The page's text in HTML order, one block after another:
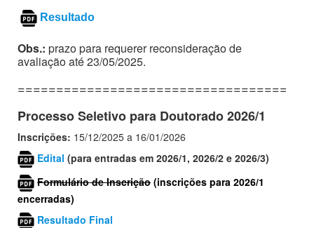
Resultado
Obs.: prazo para requerer reconsideração de
avaliação até 23/05/2025.
Processo Seletivo para Doutorado 2026/1
Inscrições: 15/12/2025 a 16/01/2026
Edital (para entradas em 2026/1, 2026/2 e 2026/3)
Formulário de Inscrição (inscrições para 2026/1
encerradas)
Resultado Final